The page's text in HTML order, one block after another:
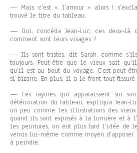
— Mais c’est « l’amour » alors !
trouvé le titre du tableau.
— Oui, concéda Jean-Luc, ces deux-là
comment sont leurs visages ?
— Ils sont tristes, dit Sarah, comme
toujours. Peut-être que le vieux sait
qu’il est au bout du voyage. C’est peut-
si bizarre. En plus, il a le front tout fissuré
— Les rayures qui apparaissent sur
détérioration du tableau, expliqua Jean-
un peu comme les illustrations des
quand ils sont exposés à la lumière et à
les peintures, on eut plus tard l’idée de
vernis lui-même comme moyen
à peindre.